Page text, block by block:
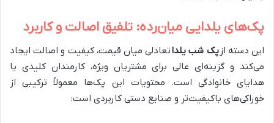
پک‌های یلدایی میان‌رده: تلفیق اصالت و کاربرد
این دسته از پک شب یلداتعادلی میان قیمت، کیفیت و اصالت ایجاد
می‌کند و گزینه‌ای عالی برای مشتریان ویژه، کارمندان کلیدی یا
هدایای خانوادگی است. محتویات این پک‌ها معمولاً ترکیبی از
خوراکی‌های باکیفیت‌تر و صنایع دستی کاربردی است: